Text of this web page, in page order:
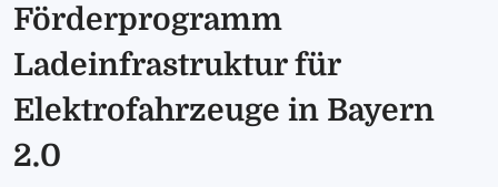
Förderprogramm
Ladeinfrastruktur für
Elektrofahrzeuge in Bayern
2.0